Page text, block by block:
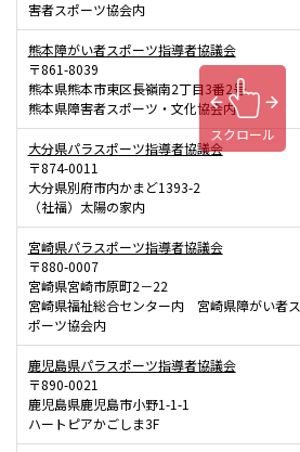
害者スポーツ協会内
熊本障がい者スポーツ指導者協議会
〒861-8039
熊本県熊本市東区長嶺南2丁目3番2号
熊本県障害者スポーツ・文化協会内
大分県パラスポーツ指導者協議会
〒874-0011
大分県別府市内かまど1393-2
（社福）太陽の家内
宮崎県パラスポーツ指導者協議会
〒880-0007
宮崎県宮崎市原町2－22
宮崎県福祉総合センター内 宮崎県障がい者ス
ポーツ協会内
鹿児島県パラスポーツ指導者協議会
〒890-0021
鹿児島県鹿児島市小野1-1-1
ハートピアかごしま3F
スクロール